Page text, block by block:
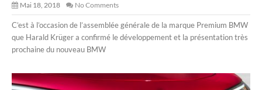
Mai 18, 2018 No Comments
C’est à l’occasion de l’assemblée générale de la marque Premium BMW
que Harald Krüger a confirmé le développement et la présentation très
prochaine du nouveau BMW